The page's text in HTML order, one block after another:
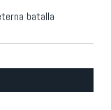
batalla